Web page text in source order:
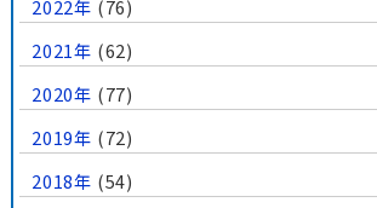
2022年 (76)
2021年 (62)
2020年 (77)
2019年 (72)
2018年 (54)